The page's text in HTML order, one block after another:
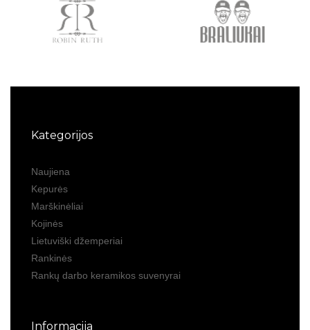
Kategorijos
Naujiena
Kepurės
Marškinėliai
Kojinės
Lietuviški džemperiai
Rankinės
Rankų darbo keramikos suvenyrai
Informacija